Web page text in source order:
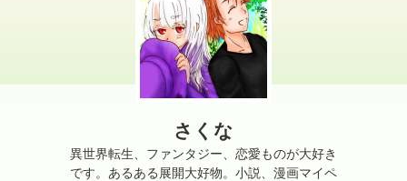
さくな
異世界転生、ファンタジー、恋愛ものが大好き
です。あるある展開大好物。小説、漫画マイペ